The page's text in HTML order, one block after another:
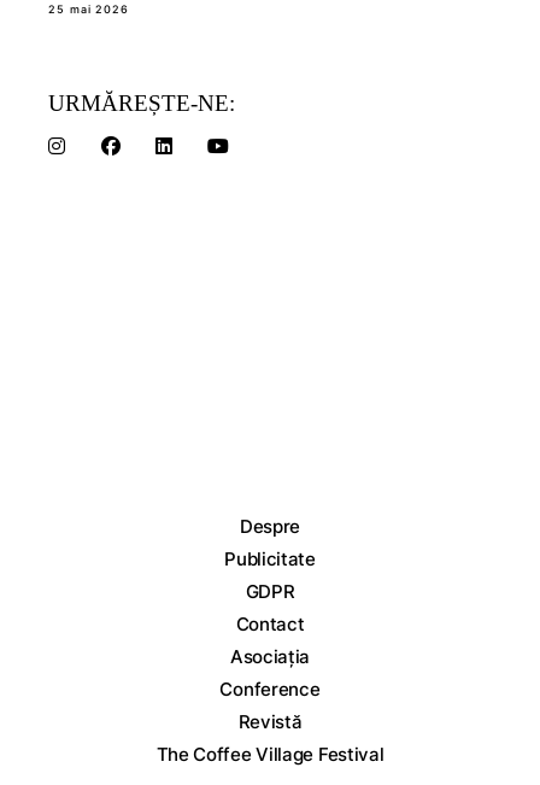
25 mai 2026
URMĂREȘTE-NE:
Despre
Publicitate
GDPR
Contact
Asociația
Conference
Revistă
The Coffee Village Festival